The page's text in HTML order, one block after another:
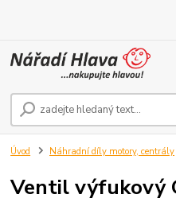
Úvod Náhradní díly motory, centrály
Ventil výfukový